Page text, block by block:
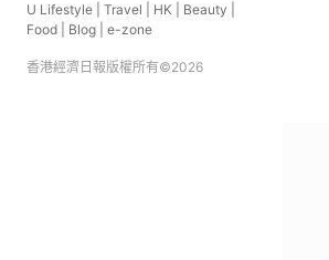
U Lifestyle Travel HK Beauty
Food
Blog e-zone
香港經濟日報版權所有©2026